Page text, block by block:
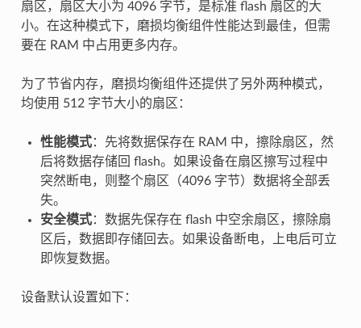
扇区，扇区大小为 4096 字节，是标准 flash 扇区的大
小。在这种模式下，磨损均衡组件性能达到最佳，但需
要在 RAM 中占用更多内存。
为了节省内存，磨损均衡组件还提供了另外两种模式，
均使用 512 字节大小的扇区：
性能模式：先将数据保存在 RAM 中，擦除扇区，然
后将数据存储回 flash。如果设备在扇区擦写过程中
突然断电，则整个扇区（4096 字节）数据将全部丢
失。
安全模式：数据先保存在 flash 中空余扇区，擦除扇
区后，数据即存储回去。如果设备断电，上电后可立
即恢复数据。
设备默认设置如下：